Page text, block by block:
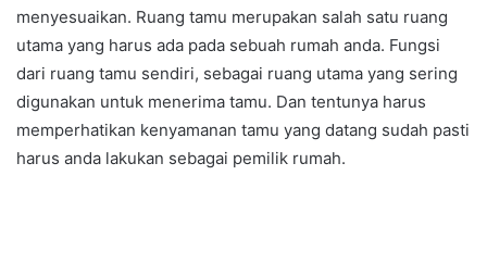
menyesuaikan. Ruang tamu merupakan salah satu ruang
utama yang harus ada pada sebuah rumah anda. Fungsi
dari ruang tamu sendiri, sebagai ruang utama yang sering
digunakan untuk menerima tamu. Dan tentunya harus
memperhatikan kenyamanan tamu yang datang sudah pasti
harus anda lakukan sebagai pemilik rumah.